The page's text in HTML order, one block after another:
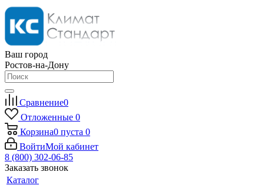
Ваш город
Ростов-на-Дону
Сравнение0
Отложенные 0
Корзина0 пуста 0
ВойтиМой кабинет
8 (800) 302-06-85
Заказать звонок
Каталог